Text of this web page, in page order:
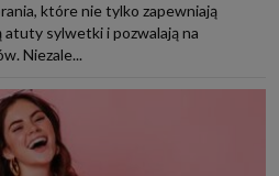
które nie tylko zapewniają
sylwetki i pozwalają na
Niezale...